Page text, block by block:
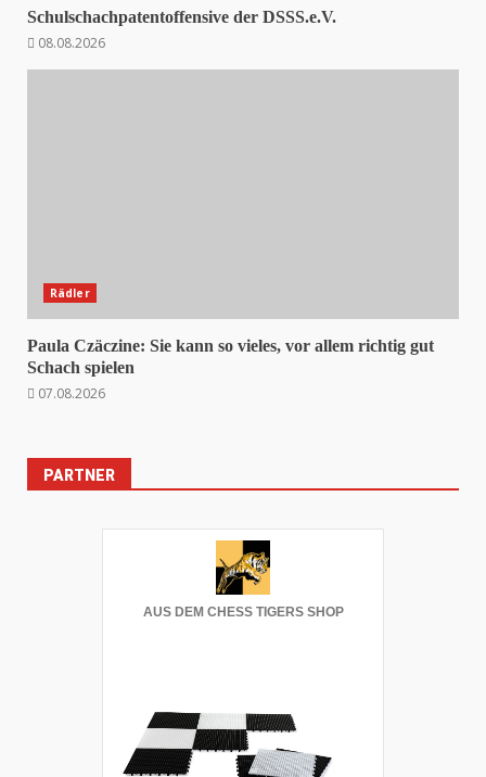
Schulschachpatentoffensive der DSSS.e.V.
08.08.2026
Rädler
Paula Czäczine: Sie kann so vieles, vor allem richtig gut
Schach spielen
07.08.2026
PARTNER
AUS DEM CHESS TIGERS SHOP